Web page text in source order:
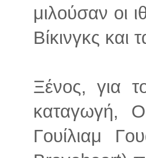
μιλούσαν οι
Βίκινγκς
Ξένος, για
καταγωγή,
Γουίλιαμ